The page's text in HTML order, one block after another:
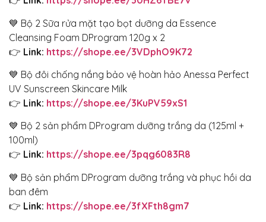
💙 Bộ 2 Sữa rửa mặt tạo bọt dưỡng da Essence
Cleansing Foam DProgram 120g x 2
👉 Link: https://shope.ee/3VDphO9K72
💙 Bộ đôi chống nắng bảo vệ hoàn hảo Anessa Perfect
UV Sunscreen Skincare Milk
👉 Link: https://shope.ee/3KuPV59xS1
💙 Bộ 2 sản phẩm DProgram dưỡng trắng da (125ml +
100ml)
👉 Link: https://shope.ee/3pqg6083R8
💙 Bộ sản phẩm DProgram dưỡng trắng và phục hồi da
ban đêm
👉 Link: https://shope.ee/3fXFth8gm7